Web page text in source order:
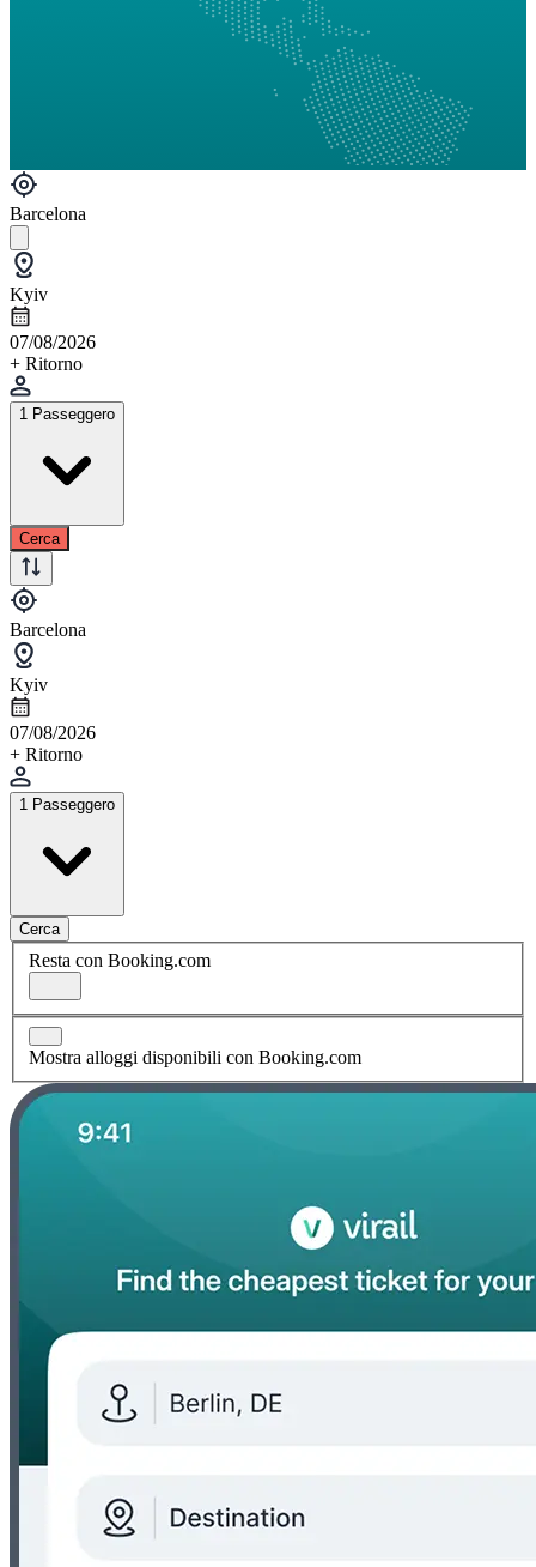
Barcelona
Kyiv
07/08/2026
+ Ritorno
1 Passeggero
Cerca
Barcelona
Kyiv
07/08/2026
+ Ritorno
1 Passeggero
Cerca
Resta con Booking.com
Mostra alloggi disponibili con Booking.com